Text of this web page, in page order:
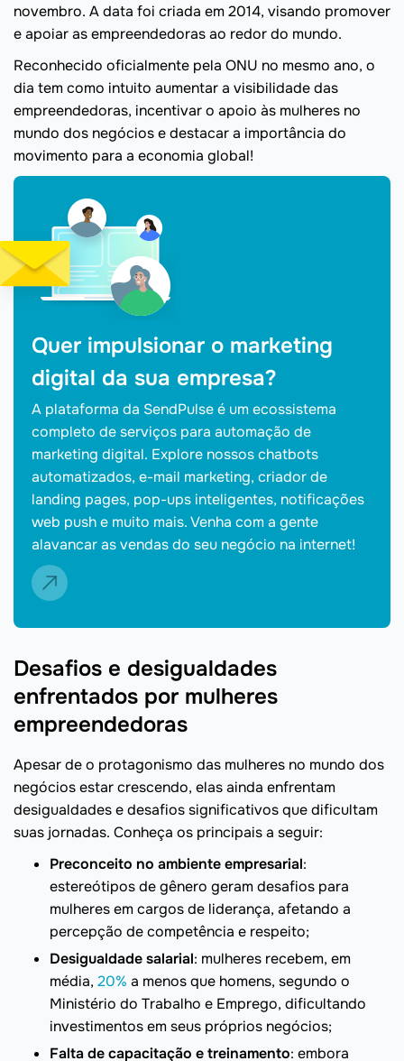
novembro. A data foi criada em 2014, visando promover
e apoiar as empreendedoras ao redor do mundo.
Reconhecido oficialmente pela ONU no mesmo ano, o
dia tem como intuito aumentar a visibilidade das
empreendedoras, incentivar o apoio às mulheres no
mundo dos negócios e destacar a importância do
movimento para a economia global!
Quer impulsionar o marketing
digital da sua empresa?
A plataforma da SendPulse é um ecossistema
completo de serviços para automação de
marketing digital. Explore nossos chatbots
automatizados, e-mail marketing, criador de
landing pages, pop-ups inteligentes, notificações
web push e muito mais. Venha com a gente
alavancar as vendas do seu negócio na internet!
Desafios e desigualdades
enfrentados por mulheres
empreendedoras
Apesar de o protagonismo das mulheres no mundo dos
negócios estar crescendo, elas ainda enfrentam
desigualdades e desafios significativos que dificultam
suas jornadas. Conheça os principais a seguir:
Preconceito no ambiente empresarial:
estereótipos de gênero geram desafios para
mulheres em cargos de liderança, afetando a
percepção de competência e respeito;
Desigualdade salarial: mulheres recebem, em
média, 20% a menos que homens, segundo o
Ministério do Trabalho e Emprego, dificultando
investimentos em seus próprios negócios;
Falta de capacitação e treinamento: embora